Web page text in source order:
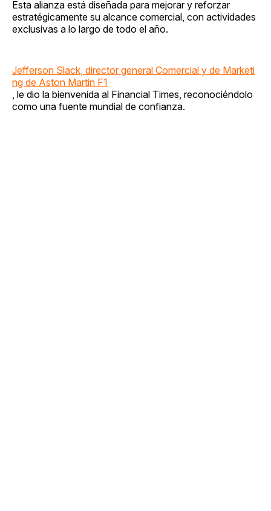
Esta alianza está diseñada para mejorar y reforzar
estratégicamente su alcance comercial, con actividades
exclusivas a lo largo de todo el año.
Jefferson Slack, director general Comercial y de Marketi
ng de Aston Martin F1
, le dio la bienvenida al Financial Times, reconociéndolo
como una fuente mundial de confianza.